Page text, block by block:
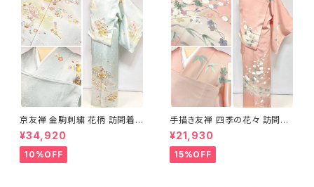
京友禅 金駒刺繍 花柄 訪問着
正絹 水色 黄緑 パステルカラー
アイスグリーン 1433
¥34,920
10%OFF
手描き友禅 四季の花々 訪問着
袷 正絹 サーモンピンク クリー
ム 白 桃花色 1434
¥21,930
15%OFF